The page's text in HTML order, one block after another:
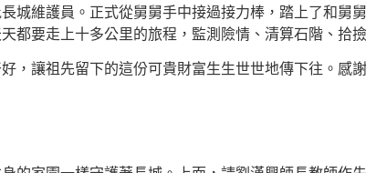
城維護員。正式從舅舅手中接過接力棒，踏上了和舅
都要走上十多公里的旅程，監測險情、清算石階、拾
，讓祖先留下的這份可貴財富生生世世地傳下往。感謝